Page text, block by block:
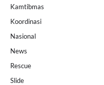
Kamtibmas
Koordinasi
Nasional
News
Rescue
Slide